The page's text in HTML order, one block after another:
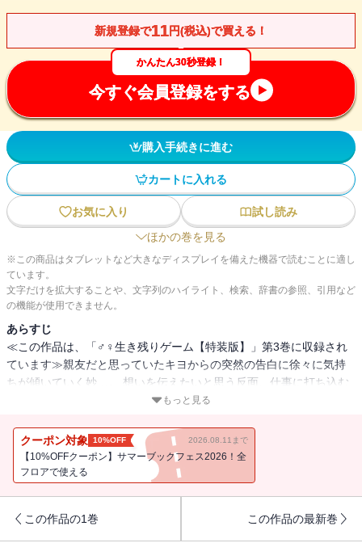
新規登録で11円(税込)で買える！
かんたん30秒登録！
今すぐ会員登録をする
購入手続きに進む
カートに入れる
お気に入り
試し読み
ほかの巻を見る
※この商品はタブレットなど大きなディスプレイを備えた機器で読むことに適し
ています。
文字だけを拡大することや、文字列のハイライト、検索、辞書の参照、引用など
の機能が使用できません。
あらすじ
≪この作品は、「♂♀生き残りゲーム【特装版】」第3巻に収録され
ています≫親友だと思っていたキヨからの突然の告白に徐々に気持
ちが傾いていく妙…。 想いを伝えたいと思う反面、仕事に打ち込む
キヨの邪魔になりたくないと考えた妙は、誰にも相談することなく
きず、近所の幼稚園の先生・紺太から熱烈な告白を受けて付き合い
始める事に…！！ 【恋するソワレ】
もっと見る
クーポン対象 10%OFF 2026.08.11まで
【10%OFFクーポン】サマーブックフェス2026！全
フロアで使える
この作品の1巻 この作品の最新巻